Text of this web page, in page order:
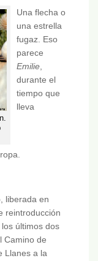
Una flecha o
una estrella
fugaz. Eso
parece
Emilie,
durante el
tiempo que
lleva
liberada en
reintroducción
últimos dos
Camino de
Llanes a la